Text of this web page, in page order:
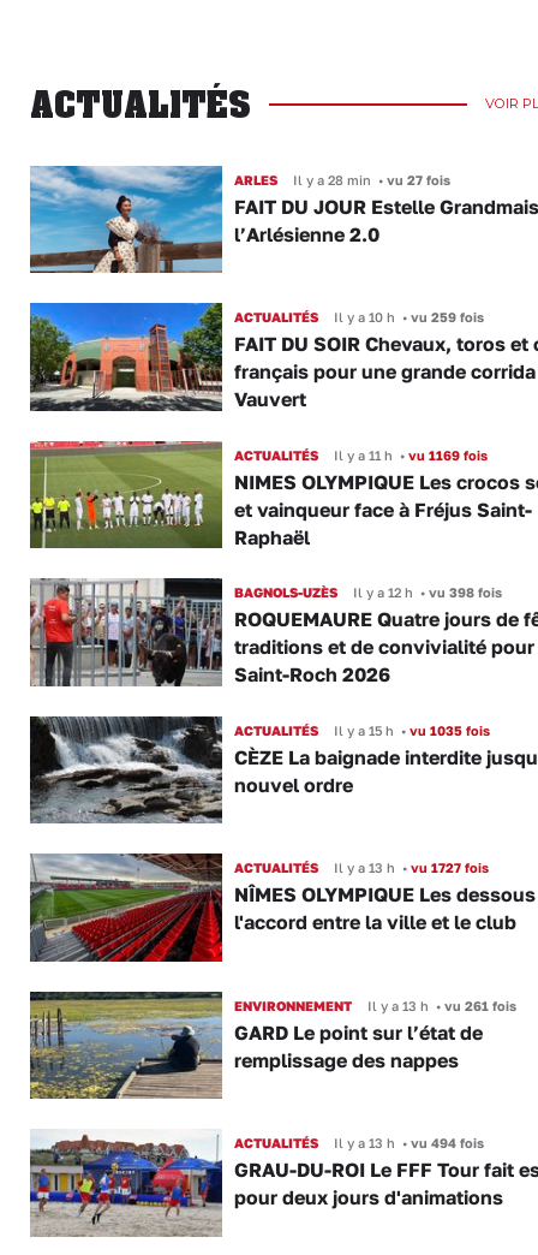
ACTUALITÉS VOIR
ARLES Il y a 28 min •vu 27 fois
FAIT DU JOUR Estelle
l’Arlésienne 2.0
ACTUALITÉS Il y a 10 h •vu 259 fois
FAIT DU SOIR Chevaux, toros et
français pour une grande corrida
Vauvert
ACTUALITÉS Il y a 11 h •vu 1169 fois
NIMES OLYMPIQUE Les crocos
et vainqueur face à Fréjus Saint-
Raphaël
BAGNOLS-UZÈS Il y a 12 h •vu 398 fois
ROQUEMAURE Quatre jours de
traditions et de convivialité pour
Saint-Roch 2026
ACTUALITÉS Il y a 15 h •vu 1035 fois
CÈZE La baignade interdite
nouvel ordre
ACTUALITÉS Il y a 13 h •vu 1727 fois
NÎMES OLYMPIQUE Les
l'accord entre la ville et le club
ENVIRONNEMENT Il y a 13 h •vu 261 fois
GARD Le point sur l’état de
remplissage des nappes
ACTUALITÉS Il y a 13 h •vu 494 fois
GRAU-DU-ROI Le FFF Tour fait
pour deux jours d'animations